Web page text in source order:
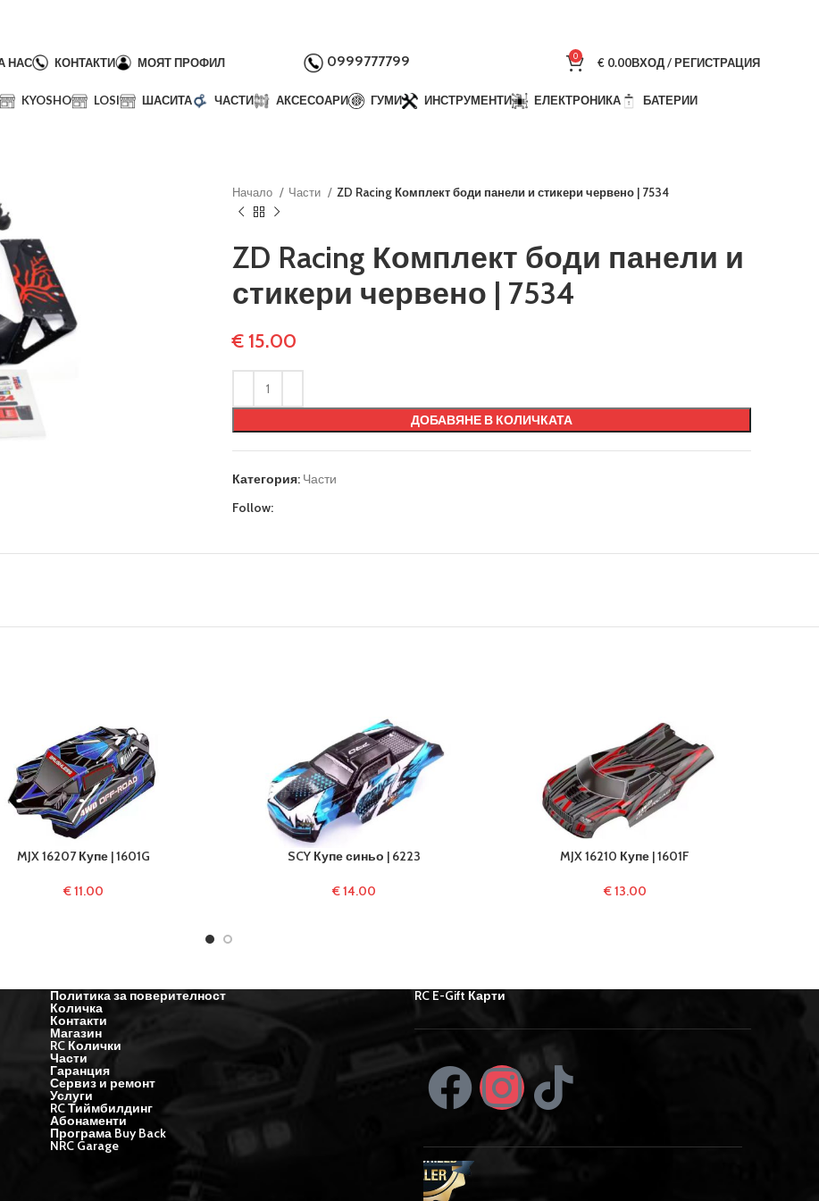
НАС КОНТАКТИ МОЯТ ПРОФИЛ 0999777799 0 € 0.00ВХОД / РЕГИСТРАЦИЯ
KYOSHO LOSI ШАСИТА ЧАСТИ АКСЕСОАРИ ГУМИ ИНСТРУМЕНТИ ЕЛЕКТРОНИКА БАТЕРИИ
Начало Части ZD Racing Комплект боди панели и стикери червено | 7534
ZD Racing Комплект боди панели и
стикери червено | 7534
€15.00
ДОБАВЯНЕ В КОЛИЧКАТА
Категория: Части
Follow:
MJX 16207 Купе | 1601G
€11.00
SCY Купе синьо | 6223
€14.00
MJX 16210 Купе | 1601F
€13.00
Политика за поверителност
Количка
Контакти
Магазин
RC Колички
Части
Гаранция
Сервиз и ремонт
Услуги
RC Тиймбилдинг
Абонаменти
Програма Buy Back
NRC Garage
RC E-Gift Карти